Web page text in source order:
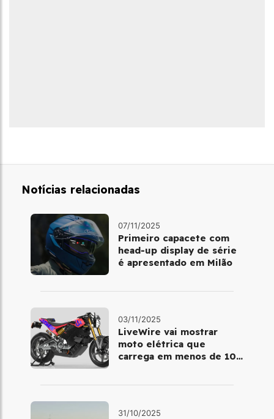
Notícias relacionadas
07/11/2025
Primeiro capacete com
head‑up display de série
é apresentado em Milão
03/11/2025
LiveWire vai mostrar
moto elétrica que
carrega em menos de 10
31/10/2025